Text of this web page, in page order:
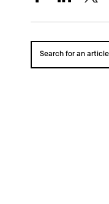
Search for an article